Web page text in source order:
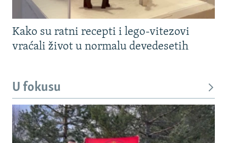
Kako su ratni recepti i lego-vitezovi
vraćali život u normalu devedesetih
U fokusu